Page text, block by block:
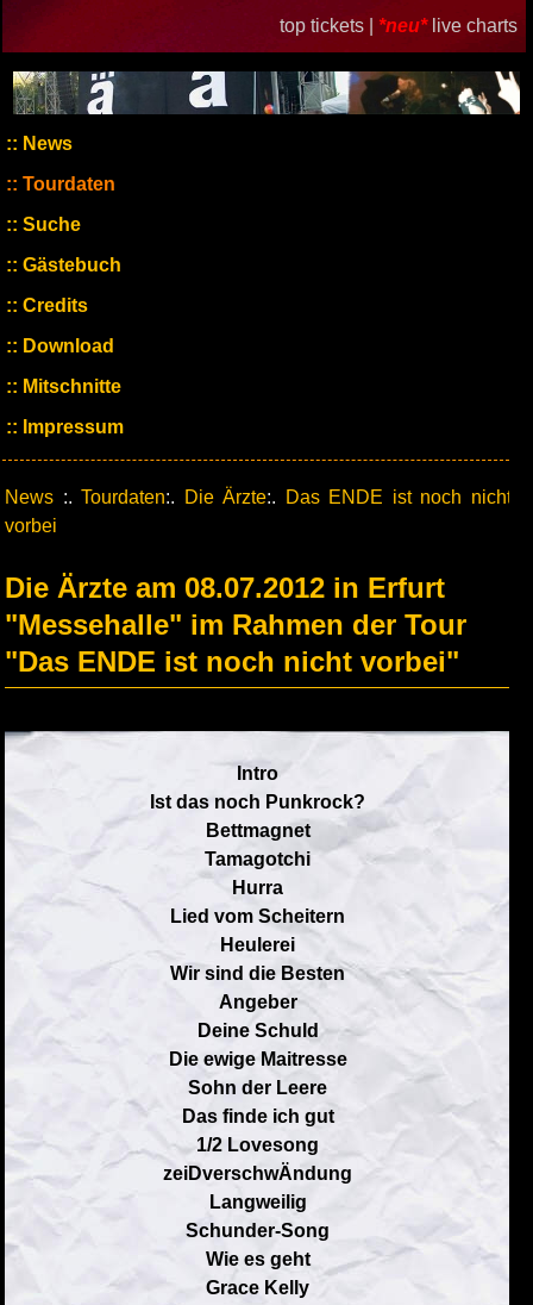
top tickets | *neu* live charts
News
Tourdaten
Suche
Gästebuch
Credits
Download
Mitschnitte
Impressum
News :.Tourdaten:. Die Ärzte:.
Das ENDE ist noch nicht
vorbei
Die Ärzte am 08.07.2012 in Erfurt
"Messehalle" im Rahmen der Tour
"Das ENDE ist noch nicht vorbei"
Intro
Ist das noch Punkrock?
Bettmagnet
Tamagotchi
Hurra
Lied vom Scheitern
Heulerei
Wir sind die Besten
Angeber
Deine Schuld
Die ewige Maitresse
Sohn der Leere
Das finde ich gut
1/2 Lovesong
zeiDverschwÄndung
Langweilig
Schunder-Song
Wie es geht
Grace Kelly